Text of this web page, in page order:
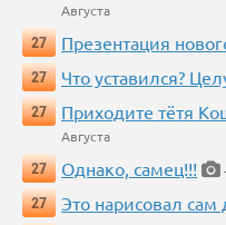
Августа
27
Презентация
27
Что уставился?
27
Приходите тётя
Августа
27
Однако, самец!!!
27
Это нарисовал